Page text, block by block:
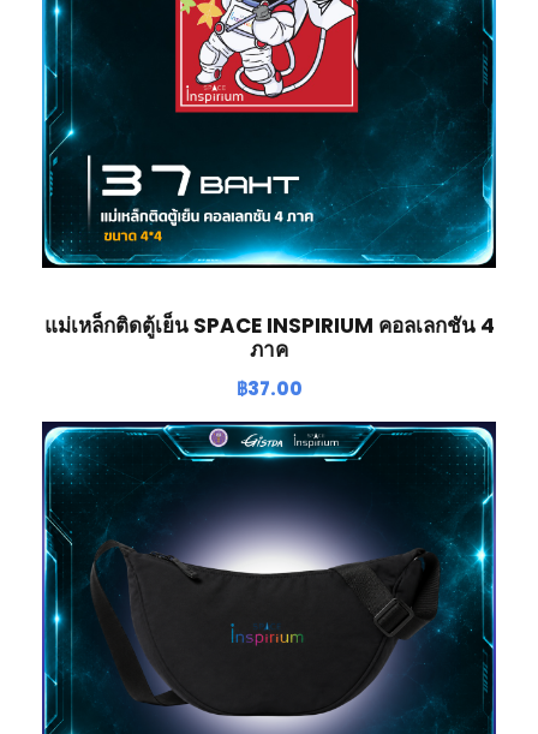
แม่เหล็กติดตู้เย็น SPACE INSPIRIUM คอลเลกชัน 4
ภาค
฿37.00